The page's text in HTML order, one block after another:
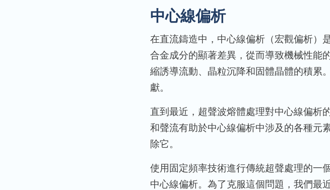
中心線偏析
在直流鑄造中，中心線偏析（宏觀偏析）
合金成分的顯著差異，從而導致機械性能
縮誘導流動、晶粒沉降和固體晶體的積累
獻。
直到最近，超聲波熔體處理對中心線偏析
和聲流有助於中心線偏析中涉及的各種元
除它。
使用固定頻率技術進行傳統超聲處理的一
中心線偏析。為了克服這個問題，我們最